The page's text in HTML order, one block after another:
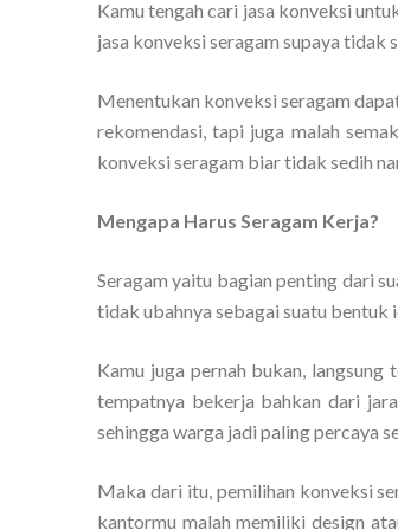
Kamu tengah cari jasa konveksi
jasa konveksi seragam supaya tidak
Menentukan konveksi seragam
rekomendasi, tapi juga malah
konveksi seragam biar tidak sedih
Mengapa Harus Seragam Kerja?
Seragam yaitu bagian penting dari
tidak ubahnya sebagai suatu bentuk
Kamu juga pernah bukan,
tempatnya bekerja bahkan dari
sehingga warga jadi paling percaya
Maka dari itu, pemilihan konveksi
kantormu malah memiliki design